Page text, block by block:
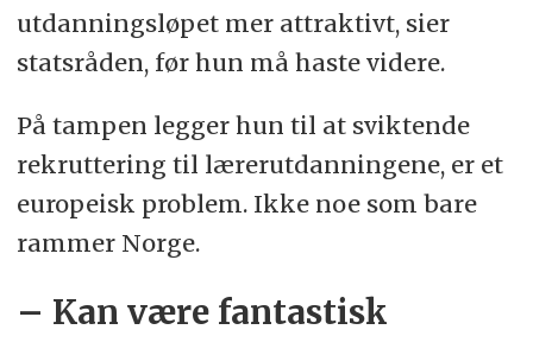
utdanningsløpet mer attraktivt, sier
statsråden, før hun må haste videre.
På tampen legger hun til at sviktende
rekruttering til lærerutdanningene, er et
europeisk problem. Ikke noe som bare
rammer Norge.
– Kan være fantastisk